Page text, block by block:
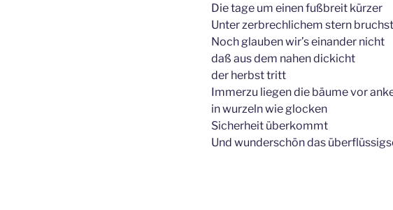
Die tage um einen fußbreit kürzer
Unter zerbrechlichem stern
Noch glauben wir’s einander nicht
daß aus dem nahen dickicht
der herbst tritt
Immerzu liegen die bäume vor
in wurzeln wie glocken
Sicherheit überkommt
Und wunderschön das